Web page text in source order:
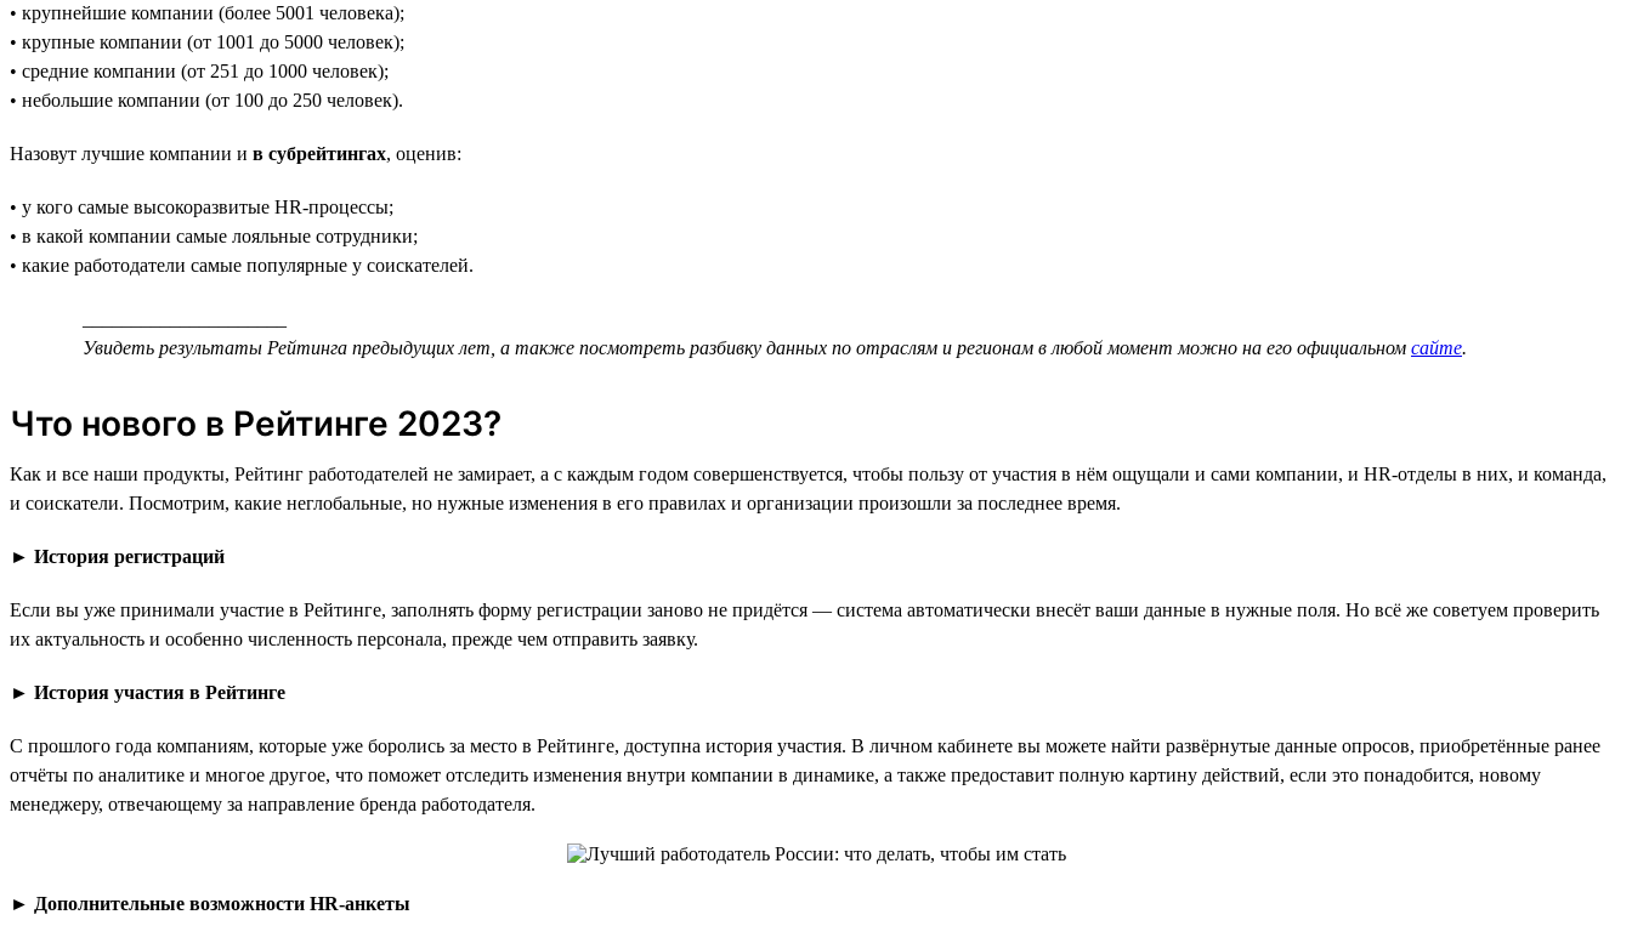
• крупнейшие компании (более 5001 человека);
• крупные компании (от 1001 до 5000 человек);
• средние компании (от 251 до 1000 человек);
• небольшие компании (от 100 до 250 человек).
Назовут лучшие компании и в субрейтингах, оценив:
• у кого самые высокоразвитые HR-процессы;
• в какой компании самые лояльные сотрудники;
• какие работодатели самые популярные у соискателей.
Увидеть результаты Рейтинга предыдущих лет, а также посмотреть разбивку данных по отраслям и регионам в любой момент можно на его официальном сайте.
Что нового в Рейтинге 2023?
Как и все наши продукты, Рейтинг работодателей не замирает, а с каждым годом совершенствуется, чтобы пользу от участия в нём ощущали и сами компании, и HR-отделы в них, и команда,
и соискатели. Посмотрим, какие неглобальные, но нужные изменения в его правилах и организации произошли за последнее время.
► История регистраций
Если вы уже принимали участие в Рейтинге, заполнять форму регистрации заново не придётся — система автоматически внесёт ваши данные в нужные поля. Но всё же советуем проверить
их актуальность и особенно численность персонала, прежде чем отправить заявку.
► История участия в Рейтинге
С прошлого года компаниям, которые уже боролись за место в Рейтинге, доступна история участия. В личном кабинете вы можете найти развёрнутые данные опросов, приобретённые ранее
отчёты по аналитике и многое другое, что поможет отследить изменения внутри компании в динамике, а также предоставит полную картину действий, если это понадобится, новому
менеджеру, отвечающему за направление бренда работодателя.
► Дополнительные возможности HR-анкеты